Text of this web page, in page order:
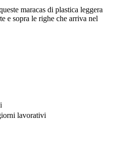
maracas di plastica leggera
e sopra le righe che arriva nel
lavorativi